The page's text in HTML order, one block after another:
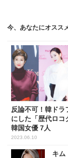
今、あなたにオスス
反論不可！韓ドラ
にした「歴代ロコ
韓国女優 7人
2023.06.10
キム